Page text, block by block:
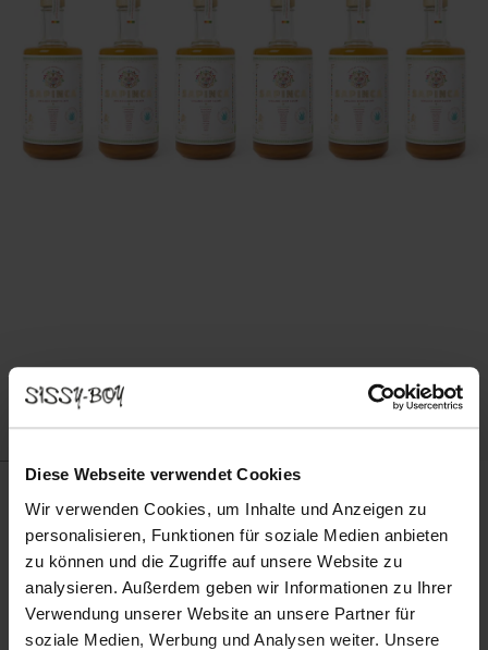
Diese Webseite verwendet Cookies
Wir verwenden Cookies, um Inhalte und Anzeigen zu
personalisieren, Funktionen für soziale Medien anbieten
zu können und die Zugriffe auf unsere Website zu
analysieren. Außerdem geben wir Informationen zu Ihrer
Verwendung unserer Website an unsere Partner für
soziale Medien, Werbung und Analysen weiter. Unsere
101.94/ 6 Stk.
Ausgewählte Größe: Onesize
Lieferung in: 2–3 Arbeitstagen